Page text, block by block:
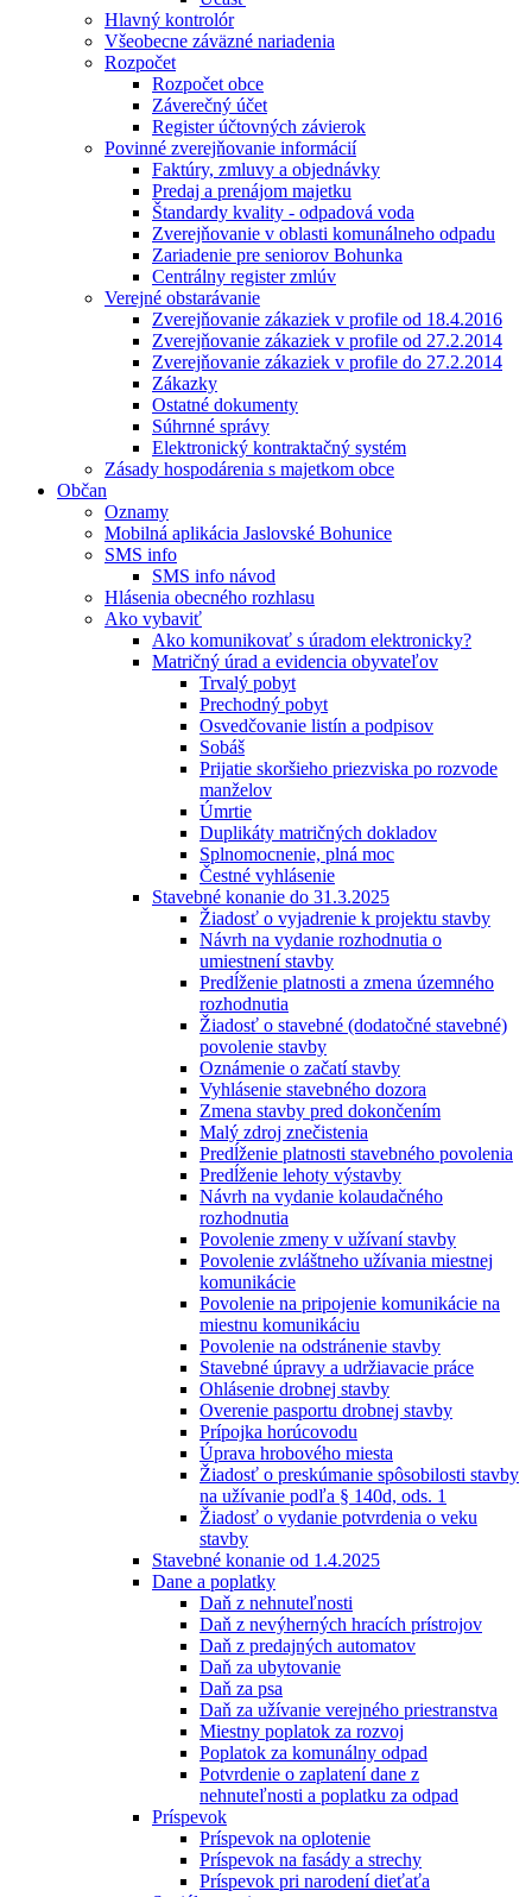
Hlavný kontrolór
Všeobecne záväzné nariadenia
Rozpočet
Rozpočet obce
Záverečný účet
Register účtovných závierok
Povinné zverejňovanie informácií
Faktúry, zmluvy a objednávky
Predaj a prenájom majetku
Štandardy kvality - odpadová voda
Zverejňovanie v oblasti komunálneho odpadu
Zariadenie pre seniorov Bohunka
Centrálny register zmlúv
Verejné obstarávanie
Zverejňovanie zákaziek v profile od 18.4.2016
Zverejňovanie zákaziek v profile od 27.2.2014
Zverejňovanie zákaziek v profile do 27.2.2014
Zákazky
Ostatné dokumenty
Súhrnné správy
Elektronický kontraktačný systém
Zásady hospodárenia s majetkom obce
Občan
Oznamy
Mobilná aplikácia Jaslovské Bohunice
SMS info
SMS info návod
Hlásenia obecného rozhlasu
Ako vybaviť
Ako komunikovať s úradom elektronicky?
Matričný úrad a evidencia obyvateľov
Trvalý pobyt
Prechodný pobyt
Osvedčovanie listín a podpisov
Sobáš
Prijatie skoršieho priezviska po rozvode
manželov
Úmrtie
Duplikáty matričných dokladov
Splnomocnenie, plná moc
Čestné vyhlásenie
Stavebné konanie do 31.3.2025
Žiadosť o vyjadrenie k projektu stavby
Návrh na vydanie rozhodnutia o
umiestnení stavby
Predĺženie platnosti a zmena územného
rozhodnutia
Žiadosť o stavebné (dodatočné stavebné)
povolenie stavby
Oznámenie o začatí stavby
Vyhlásenie stavebného dozora
Zmena stavby pred dokončením
Malý zdroj znečistenia
Predĺženie platnosti stavebného povolenia
Predĺženie lehoty výstavby
Návrh na vydanie kolaudačného
rozhodnutia
Povolenie zmeny v užívaní stavby
Povolenie zvláštneho užívania miestnej
komunikácie
Povolenie na pripojenie komunikácie na
miestnu komunikáciu
Povolenie na odstránenie stavby
Stavebné úpravy a udržiavacie práce
Ohlásenie drobnej stavby
Overenie pasportu drobnej stavby
Prípojka horúcovodu
Úprava hrobového miesta
Žiadosť o preskúmanie spôsobilosti stavby
na užívanie podľa § 140d, ods. 1
Žiadosť o vydanie potvrdenia o veku
stavby
Stavebné konanie od 1.4.2025
Dane a poplatky
Daň z nehnuteľnosti
Daň z nevýherných hracích prístrojov
Daň z predajných automatov
Daň za ubytovanie
Daň za psa
Daň za užívanie verejného priestranstva
Miestny poplatok za rozvoj
Poplatok za komunálny odpad
Potvrdenie o zaplatení dane z
nehnuteľnosti a poplatku za odpad
Príspevok
Príspevok na oplotenie
Príspevok na fasády a strechy
Príspevok pri narodení dieťaťa